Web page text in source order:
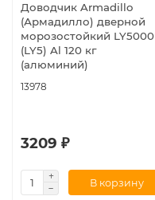
Доводчик Armadillo
(Армадилло) дверной
морозостойкий LY5000
(LY5) Al 120 кг
(алюминий)
13978
3209 ₽
В корзину